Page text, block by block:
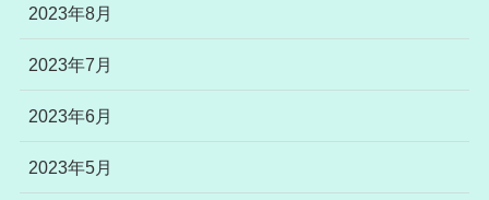
2023年8月
2023年7月
2023年6月
2023年5月